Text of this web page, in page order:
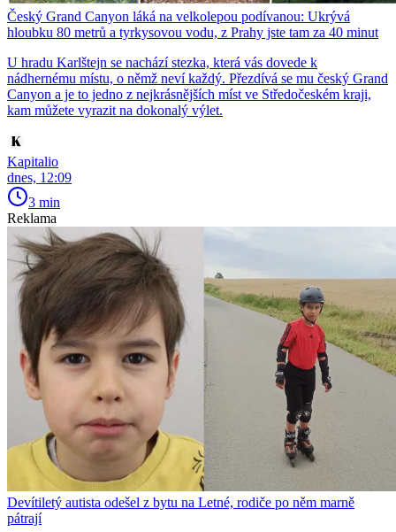
Český Grand Canyon láká na velkolepou podívanou: Ukrývá
hloubku 80 metrů a tyrkysovou vodu, z Prahy jste tam za 40 minut
U hradu Karlštejn se nachází stezka, která vás dovede k
nádhernému místu, o němž neví každý. Přezdívá se mu český Grand
Canyon a je to jedno z nejkrásnějších míst ve Středočeském kraji,
kam můžete vyrazit na dokonalý výlet.
Kapitalio
dnes, 12:09
3 min
Reklama
Devítiletý autista odešel z bytu na Letné, rodiče po něm marně
pátrají